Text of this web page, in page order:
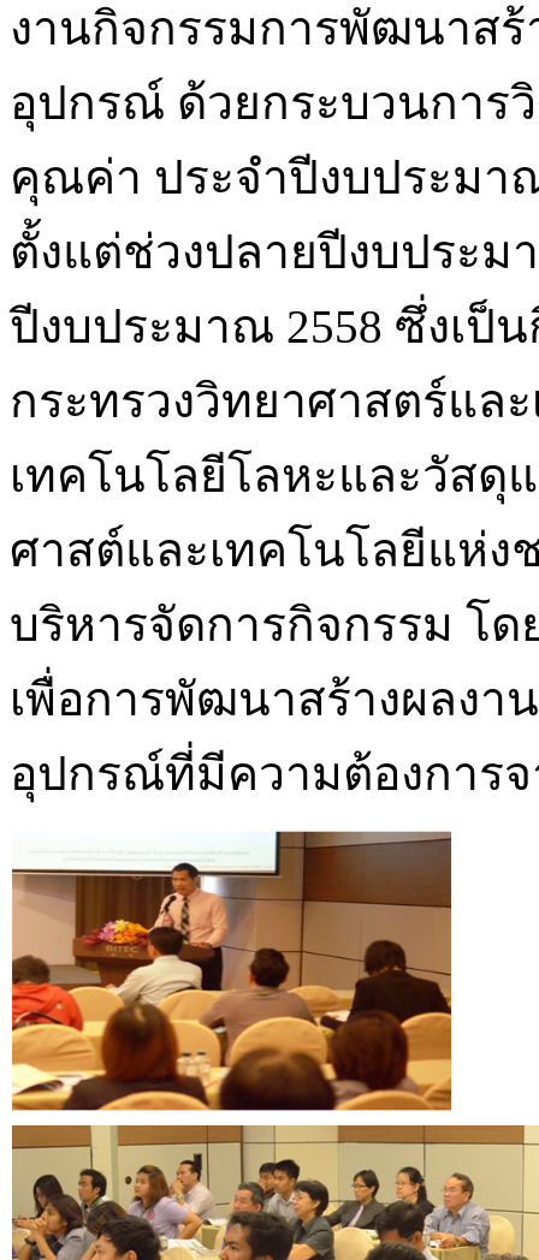
งานกิจกรรมการพัฒนาสร้
อุปกรณ์ ด้วยกระบวนการ
คุณค่า ประจำปีงบประมา
ตั้งแต่ช่วงปลายปีงบประม
ปีงบประมาณ 2558 ซึ่งเป็
กระทรวงวิทยาศาสตร์แล
เทคโนโลยีโลหะและวัส
ศาสต์และเทคโนโลยีแห่ง
บริหารจัดการกิจกรรม โ
เพื่อการพัฒนาสร้างผลงา
อุปกรณ์ที่มีความต้องการ